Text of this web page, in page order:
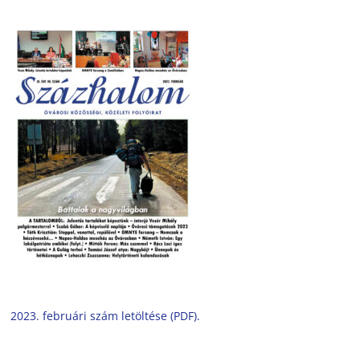
2023. februári szám letöltése (PDF).